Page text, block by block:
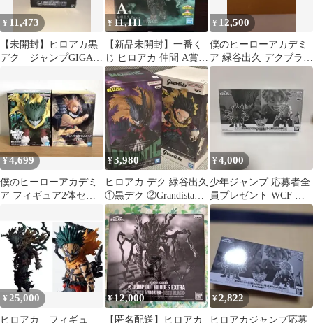
¥ 11,473
【未開封】ヒロアカ黒
デク ジャンプGIGA応
¥ 11,111
【新品未開封】一番く
じ ヒロアカ 仲間 A賞
緑谷出久 黒デク フィギ
ュア
¥ 12,500
僕のヒーローアカデミ
ア 緑谷出久 デクブラッ
ク 郵送箱未開封品
¥4,699
僕のヒーローアカデミ
ア フィギュア2体セッ
&トガヒミコ
¥3,980
ヒロアカ デク 緑谷出久
①黒デク ②Grandista
(フィギュア2種)
¥4,000
少年ジャンプ 応募者全
員プレゼント WCF ヒ
ロアカ 黒デク 緑谷出久
爆豪勝己
¥25,000
ヒロアカ フィギュ
¥12,000
【匿名配送】ヒロアカ
¥2,822
ヒロアカジャンプ応募